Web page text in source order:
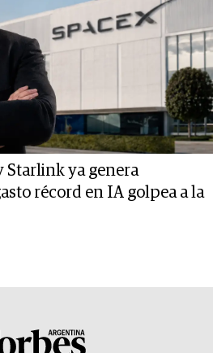
Starlink ya genera
récord en IA golpea a la